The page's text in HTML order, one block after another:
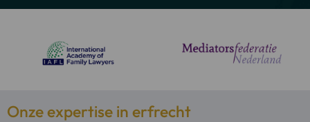
Onze expertise in erfrecht